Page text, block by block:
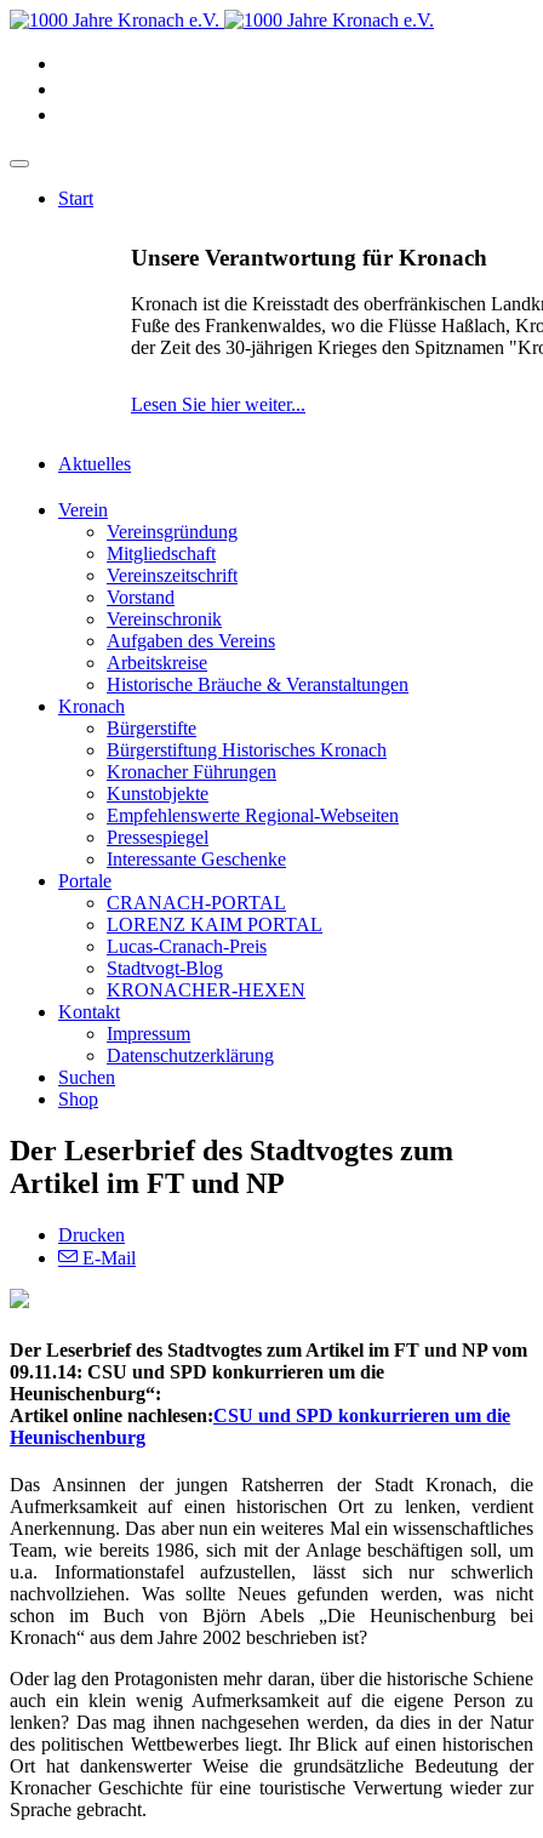
Start
Unsere Verantwortung für Kronach
Kronach ist die Kreisstadt des oberfränkischen
Fuße des Frankenwaldes, wo die Flüsse Haßlach,
der Zeit des 30-jährigen Krieges den Spitznamen
Lesen Sie hier weiter...
Aktuelles
Verein
Vereinsgründung
Mitgliedschaft
Vereinszeitschrift
Vorstand
Vereinschronik
Aufgaben des Vereins
Arbeitskreise
Historische Bräuche & Veranstaltungen
Kronach
Bürgerstifte
Bürgerstiftung Historisches Kronach
Kronacher Führungen
Kunstobjekte
Empfehlenswerte Regional-Webseiten
Pressespiegel
Interessante Geschenke
Portale
CRANACH-PORTAL
LORENZ KAIM PORTAL
Lucas-Cranach-Preis
Stadtvogt-Blog
KRONACHER-HEXEN
Kontakt
Impressum
Datenschutzerklärung
Suchen
Shop
Der Leserbrief des Stadtvogtes zum
Artikel im FT und NP
Drucken
E-Mail
Der Leserbrief des Stadtvogtes zum Artikel im FT und NP vom
09.11.14: CSU und SPD konkurrieren um die
Heunischenburg“:
Artikel online nachlesen:CSU und SPD konkurrieren um die
Heunischenburg
Das Ansinnen der jungen Ratsherren der Stadt Kronach, die
Aufmerksamkeit auf einen historischen Ort zu lenken, verdient
Anerkennung. Das aber nun ein weiteres Mal ein wissenschaftliches
Team, wie bereits 1986, sich mit der Anlage beschäftigen soll, um
u.a. Informationstafel aufzustellen, lässt sich nur schwerlich
nachvollziehen. Was sollte Neues gefunden werden, was nicht
schon im Buch von Björn Abels „Die Heunischenburg bei
Kronach“ aus dem Jahre 2002 beschrieben ist?
Oder lag den Protagonisten mehr daran, über die historische Schiene
auch ein klein wenig Aufmerksamkeit auf die eigene Person zu
lenken? Das mag ihnen nachgesehen werden, da dies in der Natur
des politischen Wettbewerbes liegt. Ihr Blick auf einen historischen
Ort hat dankenswerter Weise die grundsätzliche Bedeutung der
Kronacher Geschichte für eine touristische Verwertung wieder zur
Sprache gebracht.